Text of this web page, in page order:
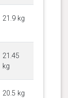
21.9 kg
21.45
kg
20.5 kg